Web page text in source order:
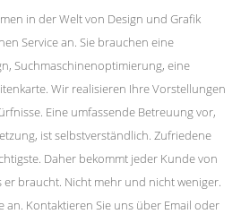
in der Welt von Design und Grafik
Service an. Sie brauchen eine
Suchmaschinenoptimierung, eine
Wir realisieren Ihre Vorstellungen
Eine umfassende Betreuung vor,
ist selbstverständlich. Zufriedene
Daher bekommt jeder Kunde von
er braucht. Nicht mehr und nicht weniger.
an. Kontaktieren Sie uns über Email oder